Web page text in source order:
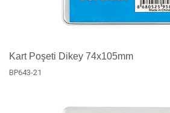
Kart Poşeti Dikey 74x105mm
BP643-21